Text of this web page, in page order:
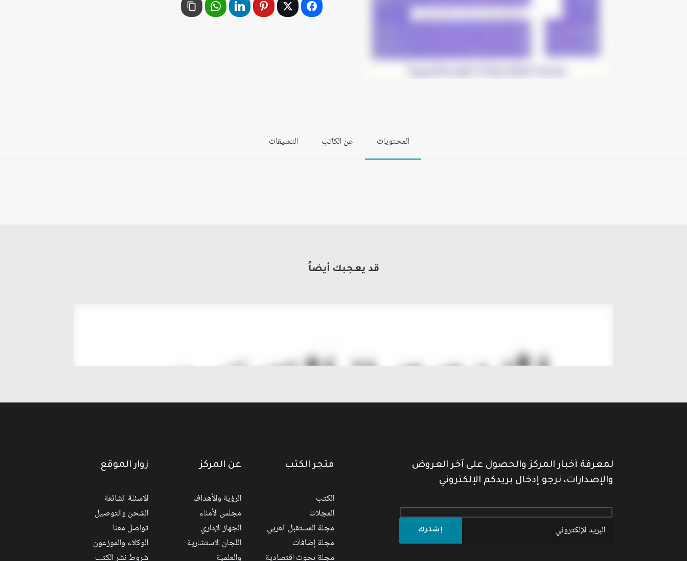
المحتويات عن الكاتب التعليقات
قد يعجبك أيضاً
لمعرفة أخبار المركز والحصول على آخر العروض
والإصدارات، نرجو إدخال بريدكم الإلكتروني
متجر الكتب
الكتب
المجلات
مجلة المستقبل العربي
مجلة إضافات
عن المركز
الرؤية والأهداف
مجلس الأمناء
الجهاز الإداري
اللجان الاستشارية
زوار الموقع
الاسئلة الشائعة
الشحن والتوصيل
تواصل معنا
الوكلاء والموزعون